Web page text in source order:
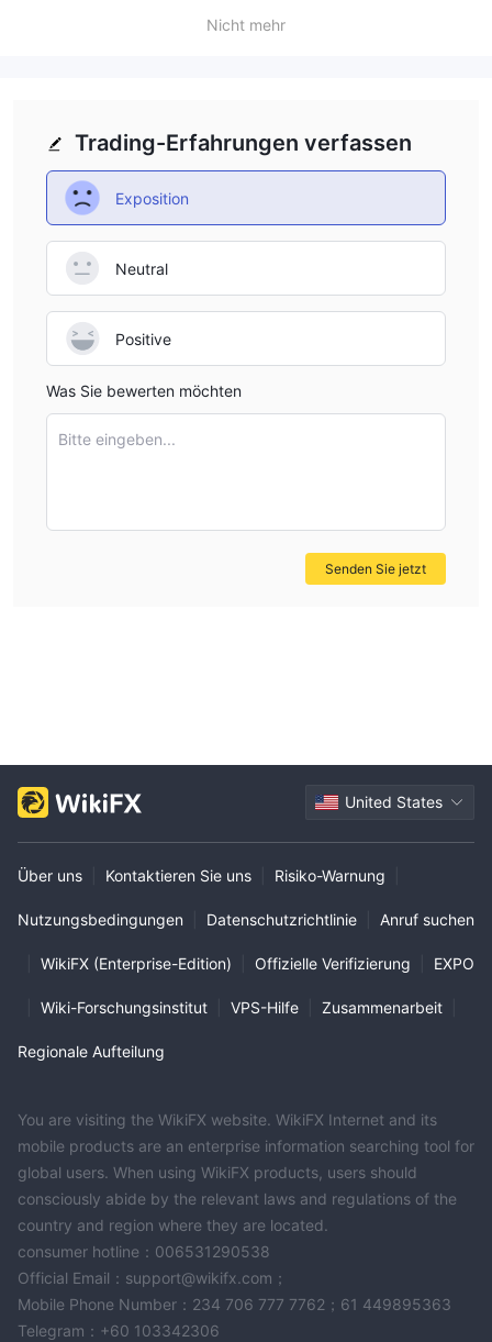
Nicht mehr
Trading-Erfahrungen verfassen
Exposition
Neutral
Positive
Was Sie bewerten möchten
Bitte eingeben...
Senden Sie jetzt
United States
Über uns Kontaktieren Sie uns Risiko-Warnung
Nutzungsbedingungen Datenschutzrichtlinie Anruf suchen
WikiFX (Enterprise-Edition) Offizielle Verifizierung EXPO
Wiki-Forschungsinstitut VPS-Hilfe Zusammenarbeit
Regionale Aufteilung
You are visiting the WikiFX website. WikiFX Internet and its
mobile products are an enterprise information searching tool for
global users. When using WikiFX products, users should
consciously abide by the relevant laws and regulations of the
country and region where they are located.
consumer hotline：006531290538
Official Email：support@wikifx.com；
Mobile Phone Number：234 706 777 7762；61 449895363
Telegram：+60 103342306